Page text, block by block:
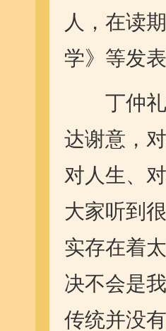
人，在读
学》等发
丁仲礼
达谢意，
对人生、
大家听到
实存在着
决不会是
传统并没